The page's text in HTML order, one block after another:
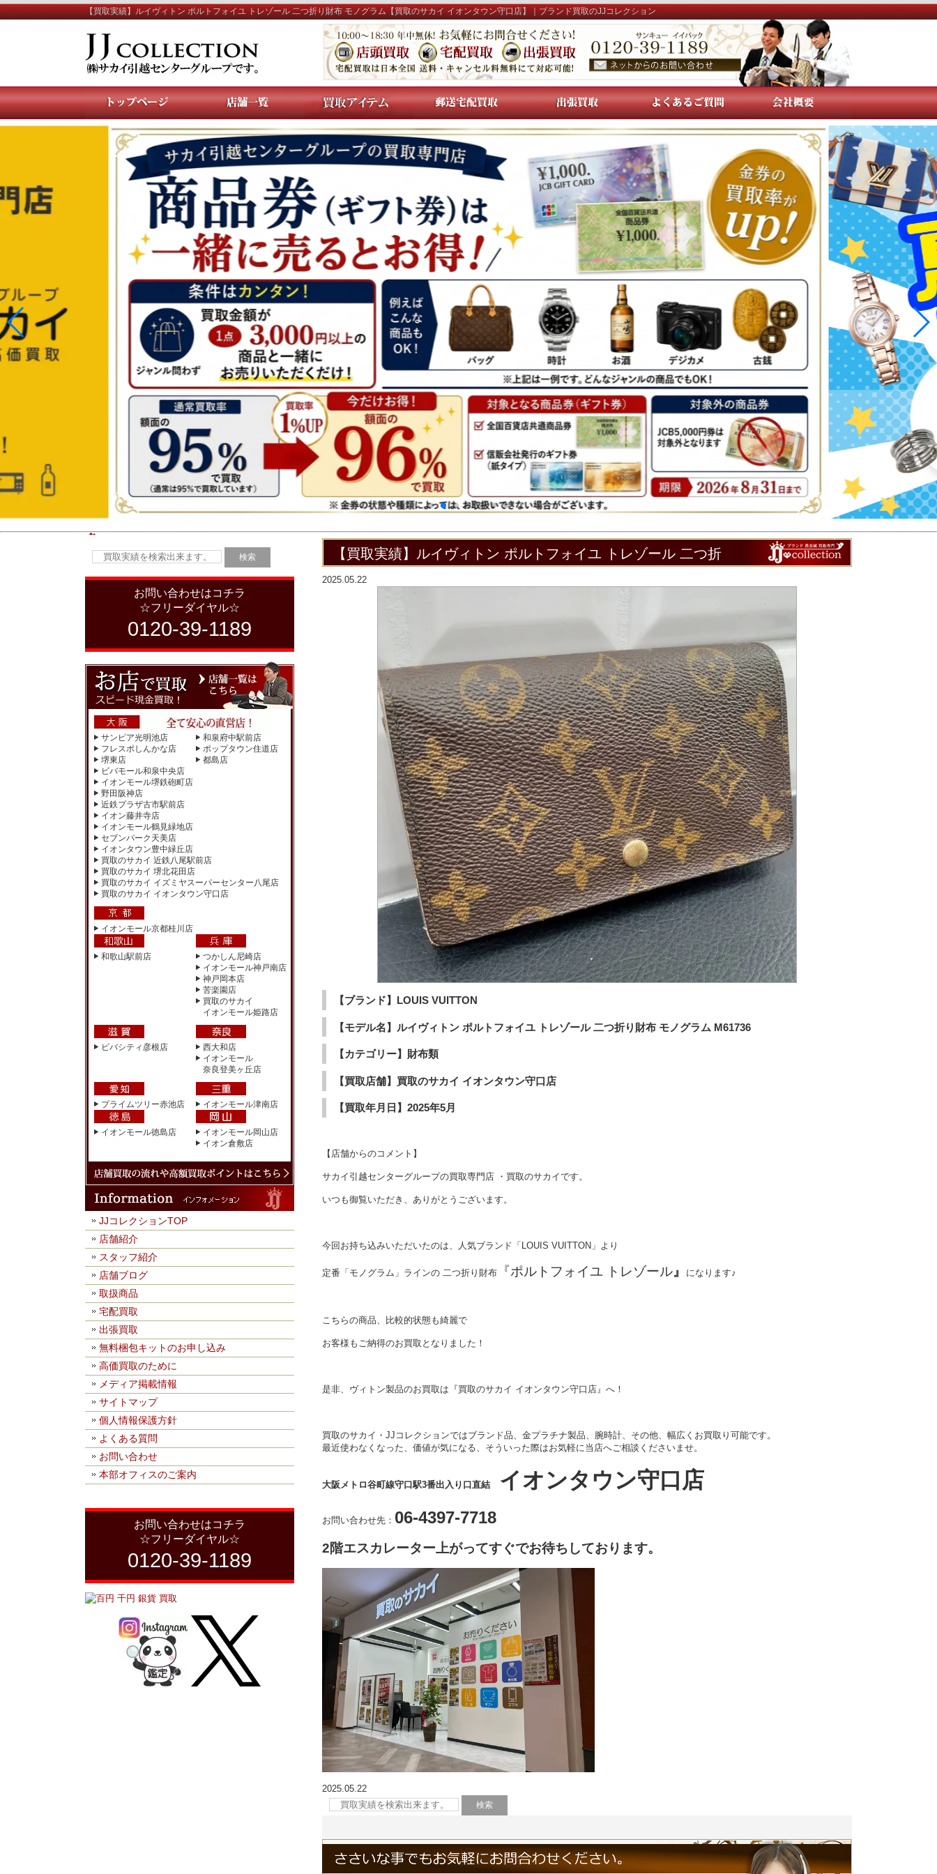
【買取実績】ルイヴィトン ポルトフォイユ トレゾール 二つ折り財布 モノグラム【買取のサカイ イオンタウン守口店】｜ブランド買取のJJコレクション
お問い合わせはコチラ
☆フリーダイヤル☆
0120-39-1189
サンピア光明池店
フレスポしんかな店
堺東店
和泉府中駅前店
ポップタウン住道店
都島店
ビバモール和泉中央店
イオンモール堺鉄砲町店
野田阪神店
近鉄プラザ古市駅前店
イオン藤井寺店
イオンモール鶴見緑地店
セブンパーク天美店
イオンタウン豊中緑丘店
買取のサカイ 近鉄八尾駅前店
買取のサカイ 堺北花田店
買取のサカイ イズミヤスーパーセンター八尾店
買取のサカイ イオンタウン守口店
イオンモール京都桂川店
和歌山駅前店
つかしん尼崎店
イオンモール神戸南店
神戸岡本店
苦楽園店
買取のサカイ
イオンモール姫路店
ビバシティ彦根店
西大和店
イオンモール
奈良登美ヶ丘店
プライムツリー赤池店 イオンモール津南店
イオンモール徳島店
イオンモール岡山店
イオン倉敷店
JJコレクションTOP
店舗紹介
スタッフ紹介
店舗ブログ
取扱商品
宅配買取
出張買取
無料梱包キットのお申し込み
高価買取のために
メディア掲載情報
サイトマップ
個人情報保護方針
よくある質問
お問い合わせ
本部オフィスのご案内
お問い合わせはコチラ
☆フリーダイヤル☆
0120-39-1189
【買取実績】ルイヴィトン ポルトフォイユ トレゾール 二つ折
2025.05.22
【ブランド】LOUIS VUITTON
【モデル名】ルイヴィトン ポルトフォイユ トレゾール 二つ折り財布 モノグラム M61736
【カテゴリー】財布類
【買取店舗】買取のサカイ イオンタウン守口店
【買取年月日】2025年5月
【店舗からのコメント】
サカイ引越センターグループの買取専門店 ・買取のサカイです。
いつも御覧いただき、ありがとうございます。
今回お持ち込みいただいたのは、人気ブランド「LOUIS VUITTON」より
定番「モノグラム」ラインの 二つ折り財布 『ポルトフォイユ トレゾール 』 になります♪
こちらの商品、比較的状態も綺麗で
お客様もご納得のお買取となりました！
是非、ヴィトン製品のお買取は『買取のサカイ イオンタウン守口店』へ！
買取のサカイ・JJコレクションではブランド品、金プラチナ製品、腕時計、その他、幅広くお買取り可能です。
最近使わなくなった、価値が気になる、そういった際はお気軽に当店へご相談くださいませ。
大阪メトロ谷町線守口駅3番出入り口直結 イオンタウン守口店
お問い合わせ先： 06-4397-7718
2階エスカレーター上がってすぐでお待ちしております。
2025.05.22